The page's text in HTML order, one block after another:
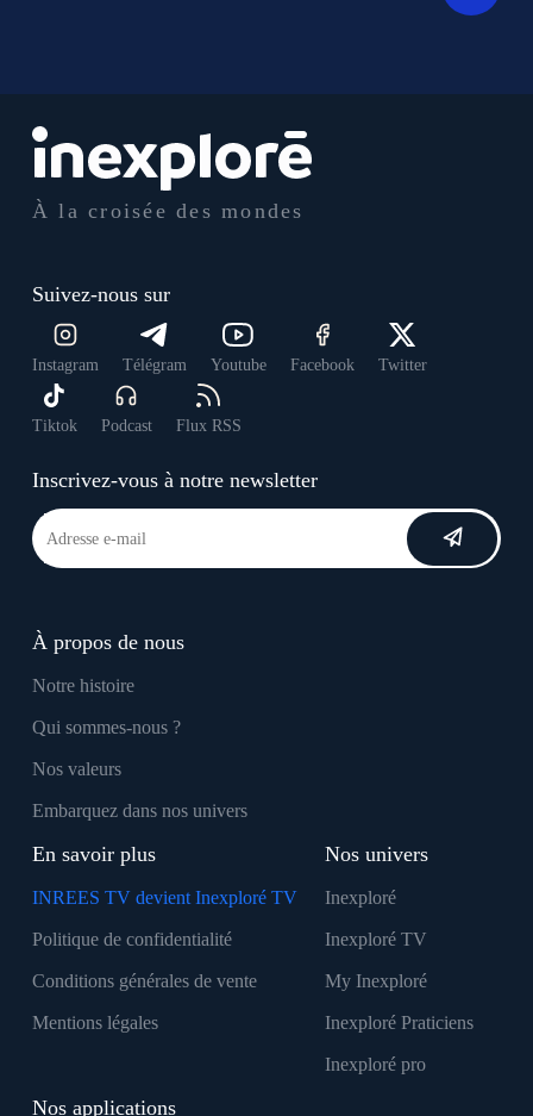
À la croisée des mondes
Suivez-nous sur
Instagram Télégram Youtube Facebook Twitter
Tiktok Podcast Flux RSS
Inscrivez-vous à notre newsletter
À propos de nous
Notre histoire
Qui sommes-nous ?
Nos valeurs
Embarquez dans nos univers
En savoir plus
INREES TV devient Inexploré TV
Politique de confidentialité
Conditions générales de vente
Mentions légales
Nos univers
Inexploré
Inexploré TV
My Inexploré
Inexploré Praticiens
Inexploré pro
Nos applications